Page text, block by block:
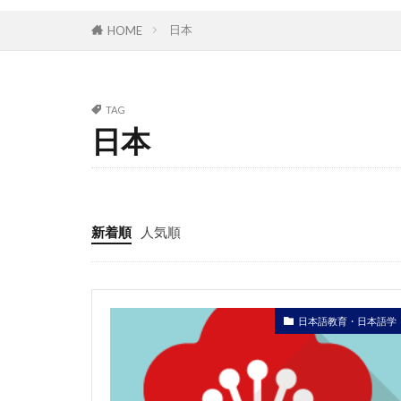
HOME 日本
TAG
日本
新着順 人気順
日本語教育・日本語学